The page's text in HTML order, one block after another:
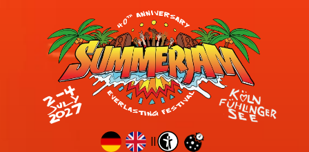
||